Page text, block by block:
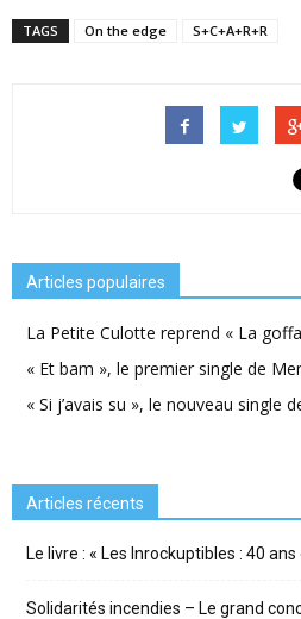
TAGS On the edge S+C+A+R+R
Articles populaires
La Petite Culotte reprend « La
« Et bam », le premier single de
« Si j’avais su », le nouveau single
Articles récents
Le livre : « Les Inrockuptibles : 40
Solidarités incendies – Le grand